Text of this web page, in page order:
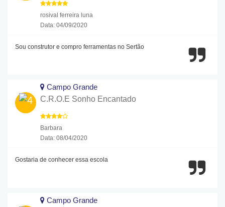
rosival ferreira luna
Data: 04/09/2020
Sou construtor e compro ferramentas no Sertão
Campo Grande
C.R.O.E Sonho Encantado
Barbara
Data: 08/04/2020
Gostaria de conhecer essa escola
Campo Grande